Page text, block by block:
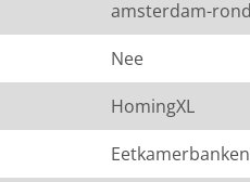
per computerscherm
kleur is die je zoekt? Vraag
amsterdam-
Nee
HomingXL
Eetkamerbanken
219,-
8 tot 10